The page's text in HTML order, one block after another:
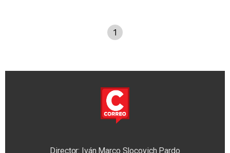
1
Director: Iván Marco Slocovich Pardo